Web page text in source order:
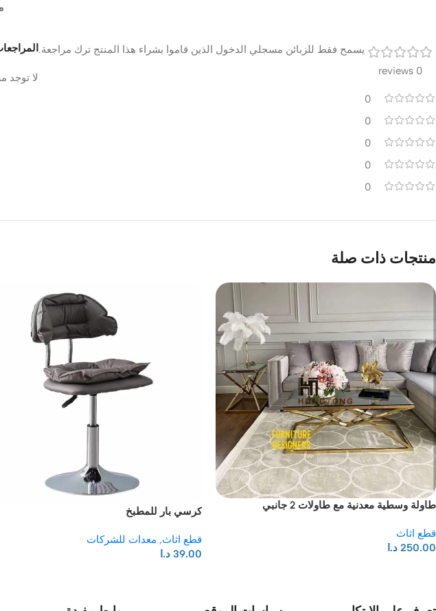
0 reviews
0
0
0
0
0
لا توجد
يسمح فقط للزبائن مسجلي الدخول الذين قاموا بشراء هذا المنتج ترك مراجعة.
منتجات ذات صلة
طاولة وسطية معدنية مع طاولات 2 جانبي
قطع اثاث
250.00 د.ا
كرسي بار للمطبخ
قطع اثاث, معدات للشركات
39.00 د.ا